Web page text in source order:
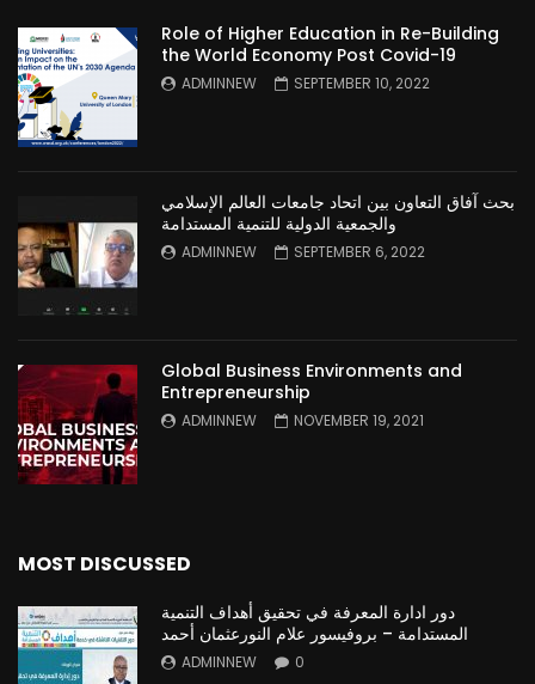
Role of Higher Education in Re-Building
the World Economy Post Covid-19
ADMINNEW SEPTEMBER 10, 2022
بحث آفاق التعاون بين اتحاد جامعات العالم الإسلامي
والجمعية الدولية للتنمية المستدامة
ADMINNEW SEPTEMBER 6, 2022
Global Business Environments and
Entrepreneurship
ADMINNEW NOVEMBER 19, 2021
MOST DISCUSSED
دور ادارة المعرفة في تحقيق أهداف التنمية
المستدامة – بروفيسور علام النورعثمان أحمد
ADMINNEW 0